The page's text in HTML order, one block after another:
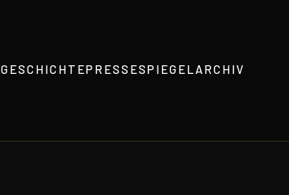
GESCHICHTEPRESSESPIEGELARCHIV